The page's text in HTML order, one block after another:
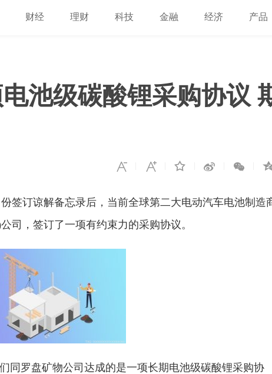
财经 理财 科技 金融 经济 产品
池级碳酸锂采购协议
签订谅解备忘录后，当前全球第二大电动汽车电池制造
司，签订了一项有约束力的采购协议。
同罗盘矿物公司达成的是一项长期电池级碳酸锂采购协